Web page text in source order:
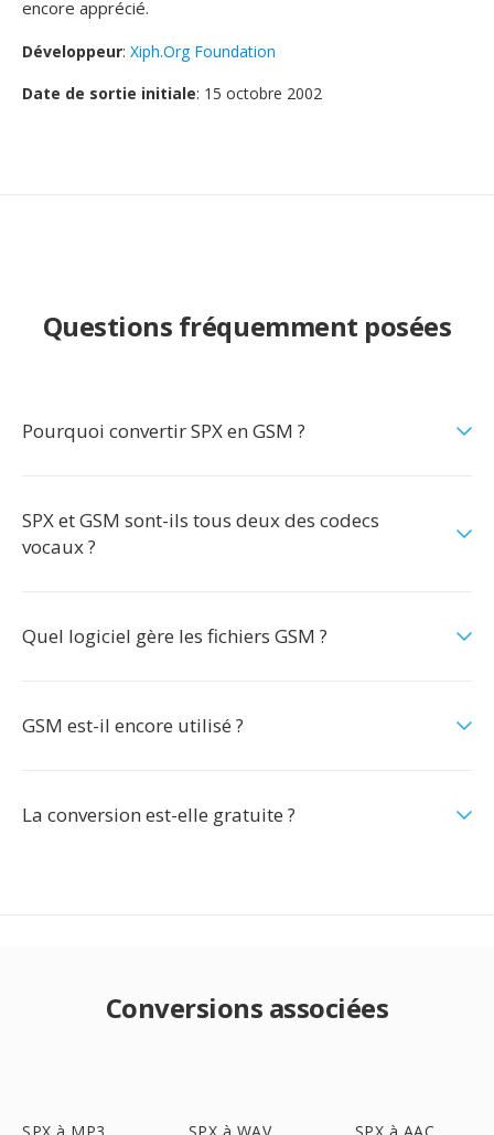
encore apprécié.
Développeur: Xiph.Org Foundation
Date de sortie initiale: 15 octobre 2002
Questions fréquemment posées
Pourquoi convertir SPX en GSM ?
SPX et GSM sont-ils tous deux des codecs
vocaux ?
Quel logiciel gère les fichiers GSM ?
GSM est-il encore utilisé ?
La conversion est-elle gratuite ?
Conversions associées